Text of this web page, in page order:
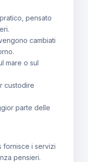
pensato
cambiati
mare o sul
custodire
parte delle
fornisce i servizi
pensieri.